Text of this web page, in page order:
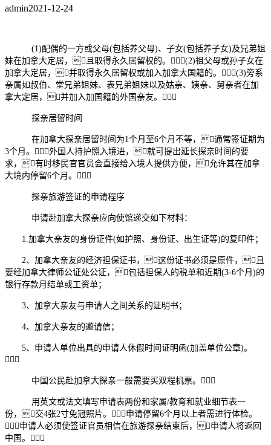
admin2021-12-24
(1)配偶的一方或父母(包括养父母)、子女(包括养子女)及兄弟姐
妹在加拿大定居，且取得永久居留权的。(2)祖父母或孙子女在
加拿大定居，并取得永久居留权或加入加拿大国籍的。(3)旁系
亲属如叔伯、堂兄弟姐妹、表兄弟姐妹以及姑亲、姨亲、舅亲者在加
拿大定居，并加入加国籍的外国亲友。
探亲居留时间
在加拿大探亲居留时间为1个月至6个月不等，通常签证期为
3个月。外国人持护照入境进，就可提出延长探亲时间的要
求，有时移民官官员会直接给入境人提供方便，允许其在加拿
大境内停留6个月。
探亲旅游签证的申请程序
申请赴加拿大探亲应向使馆递交如下材料：
1.加拿大亲友的身份证件(如护照、身份证、出生证等)的复印件；
2、加拿大亲友的经济担保证书，这份证书必须是原件，且
要经加拿大律师公证处公证，包括担保人的税单和近期(3-6个月)的
银行存款月结单或工资单；
3、加拿大亲友与申请人之间关系的证明书；
4、加拿大亲友的邀请信；
5、申请人单位出具的申请人休假时间证明函(加盖单位公章)。

中国公民赴加拿大探亲一般需要买双程机票。
用英文或法文填写申请表两份和家属/教育和就业细节表一
份，交4张2寸免冠照片。申请停留6个月以上者需进行体检。
申请人必须使签证官员相信在旅游探亲结束后，申请人将返回
中国。